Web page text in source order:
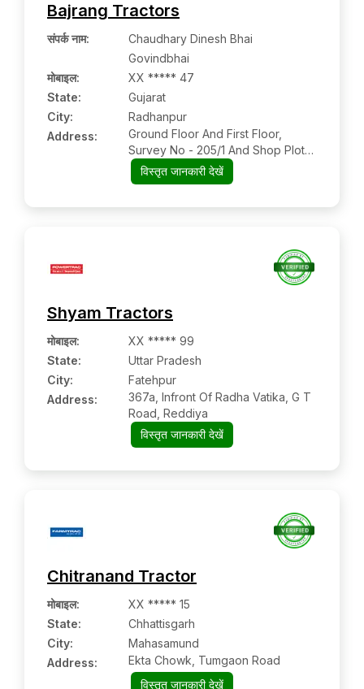
Bajrang Tractors
संपर्क नाम:
Chaudhary Dinesh Bhai
Govindbhai
मोबाइल:
XX ***** 47
State:
Gujarat
City:
Radhanpur
Address:
Ground Floor And First Floor,
Survey No - 205/1 And Shop Plot
No - 36, 37, 38, Bhilot Tran Rasta,
Radhanpur, Kandla Highway Road,
विस्तृत जानकारी देखें
Shyam Tractors
मोबाइल:
XX ***** 99
State:
Uttar Pradesh
City:
Fatehpur
Address:
367a, Infront Of Radha Vatika, G T
Road, Reddiya
विस्तृत जानकारी देखें
Chitranand Tractor
मोबाइल:
XX ***** 15
State:
Chhattisgarh
City:
Mahasamund
Address:
Ekta Chowk, Tumgaon Road
विस्तृत जानकारी देखें